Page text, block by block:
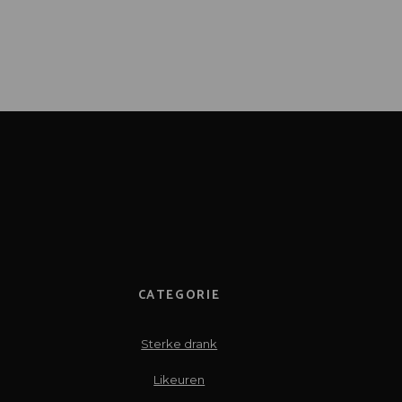
CATEGORIE
Sterke drank
Likeuren